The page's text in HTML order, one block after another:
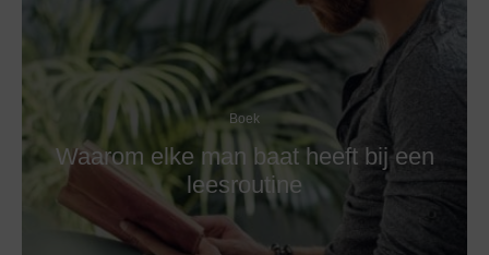
Boek
Waarom elke man baat heeft bij een
leesroutine